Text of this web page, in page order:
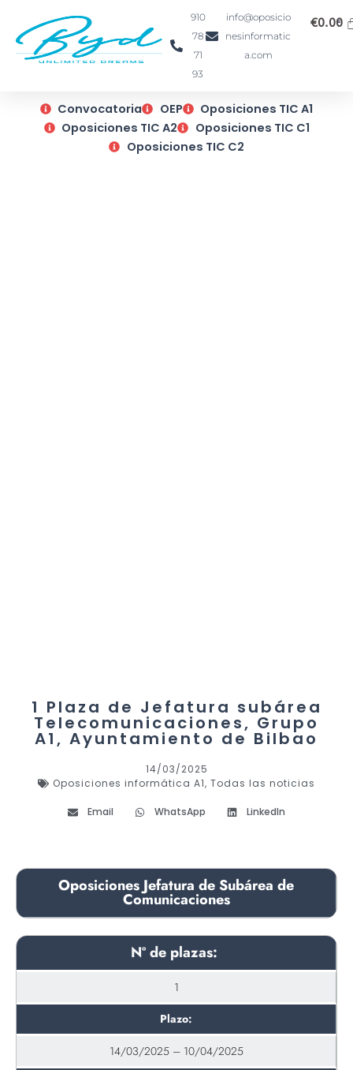
contenido
910
78
71
93
info@oposicio
nesinformatic
a.com
€0.00
Convocatoria OEP
Oposiciones TIC A1
Oposiciones TIC A2
Oposiciones TIC C1
Oposiciones TIC C2
1 Plaza de Jefatura subárea
Telecomunicaciones, Grupo
A1, Ayuntamiento de Bilbao
14/03/2025
Oposiciones informática A1, Todas las noticias
Email WhatsApp LinkedIn
Oposiciones Jefatura de Subárea de
Comunicaciones
Nº de plazas:
1
Plazo:
14/03/2025 – 10/04/2025